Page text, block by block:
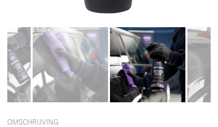
OMSCHRIJVING